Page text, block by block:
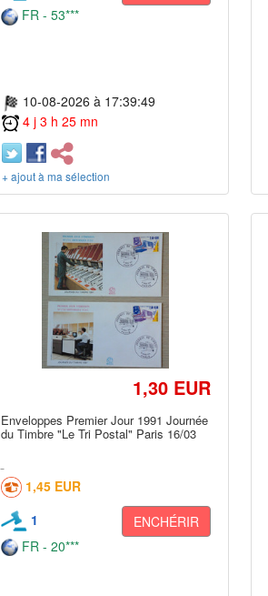
FR - 53***
10-08-2026 à 17:39:49
4 j 3 h 25 mn
+ ajout à ma sélection
1,30 EUR
Enveloppes Premier Jour 1991 Journée
du Timbre "Le Tri Postal" Paris 16/03
1,45 EUR
1
ENCHÉRIR
FR - 20***